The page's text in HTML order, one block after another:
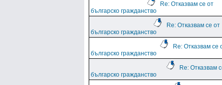
Re: Отказвам се от
българско гражданство
Re: Отказвам се от
българско гражданство
Re: Отказвам се
българско гражданство
Re: Отказвам
българско гражданство